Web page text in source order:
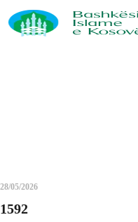
Archives
28/05/2026
1592